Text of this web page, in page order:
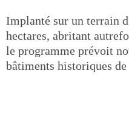
Implanté sur un terrain
hectares, abritant
le programme prévoit
bâtiments historiques